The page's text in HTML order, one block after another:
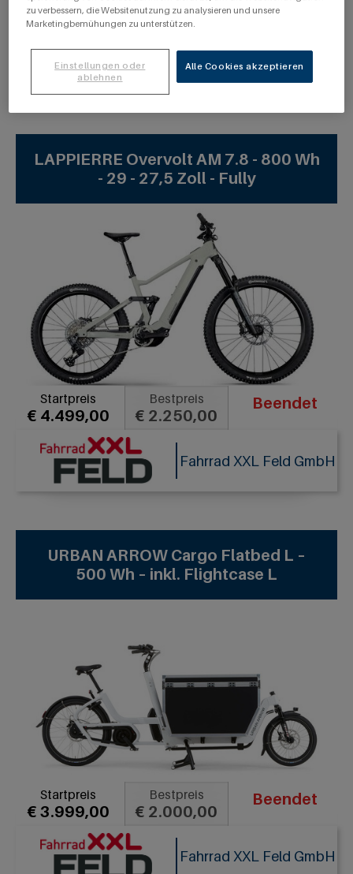
Angebote
LAPPIERRE Overvolt AM 7.8 - 800 Wh
- 29 - 27,5 Zoll - Fully
Startpreis
€ 4.499,00
Bestpreis
€ 2.250,00
Beendet
Fahrrad XXL Feld GmbH
URBAN ARROW Cargo Flatbed L –
500 Wh – inkl. Flightcase L
Startpreis
€ 3.999,00
Bestpreis
€ 2.000,00
Beendet
Fahrrad XXL Feld GmbH
zu verbessern, die Websitenutzung zu analysieren und unsere
Marketingbemühungen zu unterstützen.
Alle Cookies akzeptieren
Einstellungen oder
ablehnen